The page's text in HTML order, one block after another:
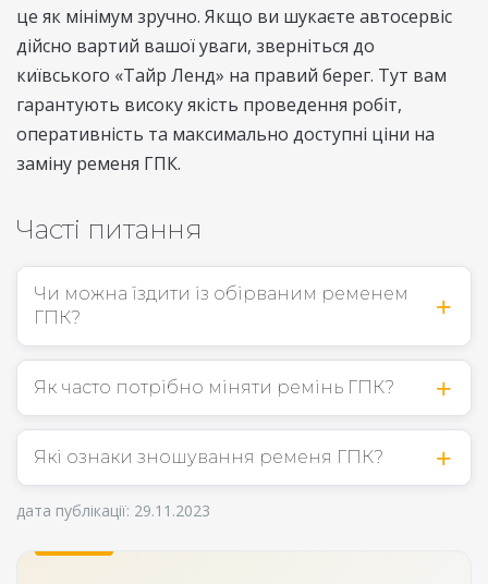
це як мінімум зручно. Якщо ви шукаєте автосервіс
дійсно вартий вашої уваги, зверніться до
київського «Тайр Ленд» на правий берег. Тут вам
гарантують високу якість проведення робіт,
оперативність та максимально доступні ціни на
заміну ременя ГПК.
Часті питання
Чи можна їздити із обірваним ременем
ГПК?
Як часто потрібно міняти ремінь ГПК?
Які ознаки зношування ременя ГПК?
дата публікації: 29.11.2023